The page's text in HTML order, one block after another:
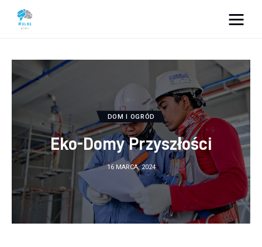
Biznes
Dom i ogród
Uroda
Zdrowie
Więcej
DOM I OGRÓD
Eko-Domy Przyszłości
16 MARCA, 2024